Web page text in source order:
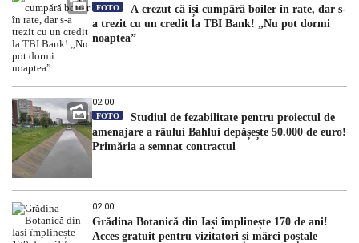
FOTO
A crezut că își cumpără boiler în rate, dar s-
a trezit cu un credit la TBI Bank! „Nu pot dormi
noaptea”
02:00
FOTO
Studiul de fezabilitate pentru proiectul de
amenajare a râului Bahlui depășește 50.000 de euro!
Primăria a semnat contractul
02:00
Grădina Botanică din Iași împlinește 170 de ani!
Acces gratuit pentru vizitatori și mărci poștale